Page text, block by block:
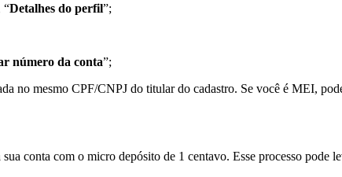
“Detalhes do perfil”;
número da conta”;
no mesmo CPF/CNPJ do titular do cadastro. Se você é MEI,
conta com o micro depósito de 1 centavo. Esse processo pode